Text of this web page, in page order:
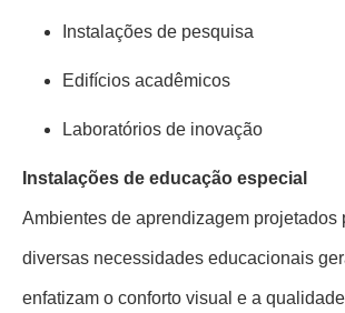
Instalações de pesquisa
Edifícios acadêmicos
Laboratórios de inovação
Instalações de educação especial
Ambientes de aprendizagem projetados
diversas necessidades educacionais
enfatizam o conforto visual e a